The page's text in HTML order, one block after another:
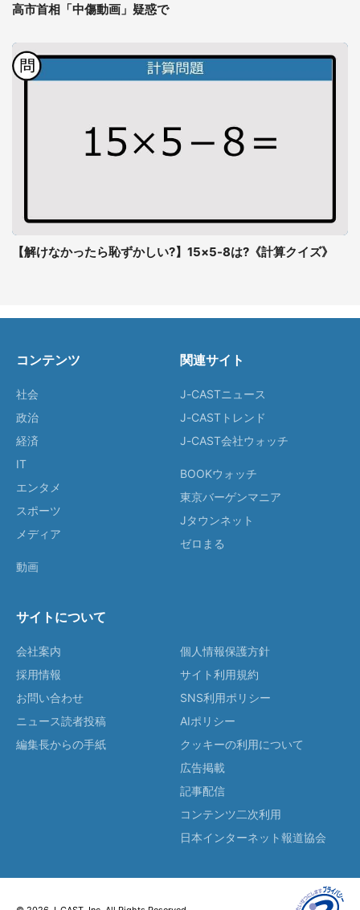
高市首相「中傷動画」疑惑で
【解けなかったら恥ずかしい?】15×5-8は?《計算クイズ》
コンテンツ
社会
政治
経済
IT
エンタメ
スポーツ
メディア
動画
関連サイト
J-CASTニュース
J-CASTトレンド
J-CAST会社ウォッチ
BOOKウォッチ
東京バーゲンマニア
Jタウンネット
ゼロまる
サイトについて
会社案内
採用情報
お問い合わせ
ニュース読者投稿
編集長からの手紙
個人情報保護方針
サイト利用規約
SNS利用ポリシー
AIポリシー
クッキーの利用について
広告掲載
記事配信
コンテンツ二次利用
日本インターネット報道協会